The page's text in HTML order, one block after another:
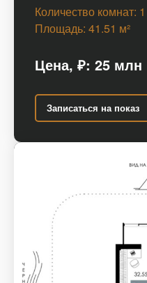
Количество комнат: 1
Площадь: 41.51 м²
Цена, ₽: 25 млн
Записаться на показ